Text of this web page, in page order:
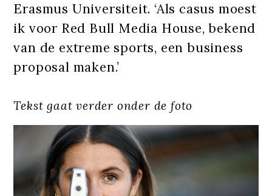
Erasmus Universiteit. ‘Als casus moest
ik voor Red Bull Media House, bekend
van de extreme sports, een business
proposal maken.’
Tekst gaat verder onder de foto